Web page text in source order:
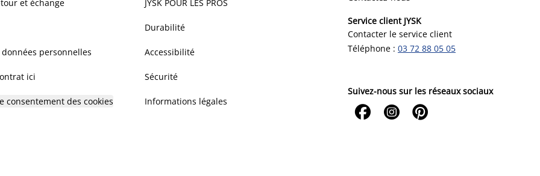
et échange
personnelles
ici
consentement des cookies
JYSK POUR LES PROS
Durabilité
Accessibilité
Sécurité
Informations légales
Service client JYSK
Contacter le service client
Téléphone : 03 72 88 05 05
Suivez-nous sur les réseaux sociaux
  